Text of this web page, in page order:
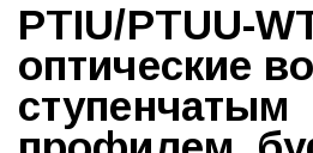
PTIU/PTUU-
оптические
ступенчатым